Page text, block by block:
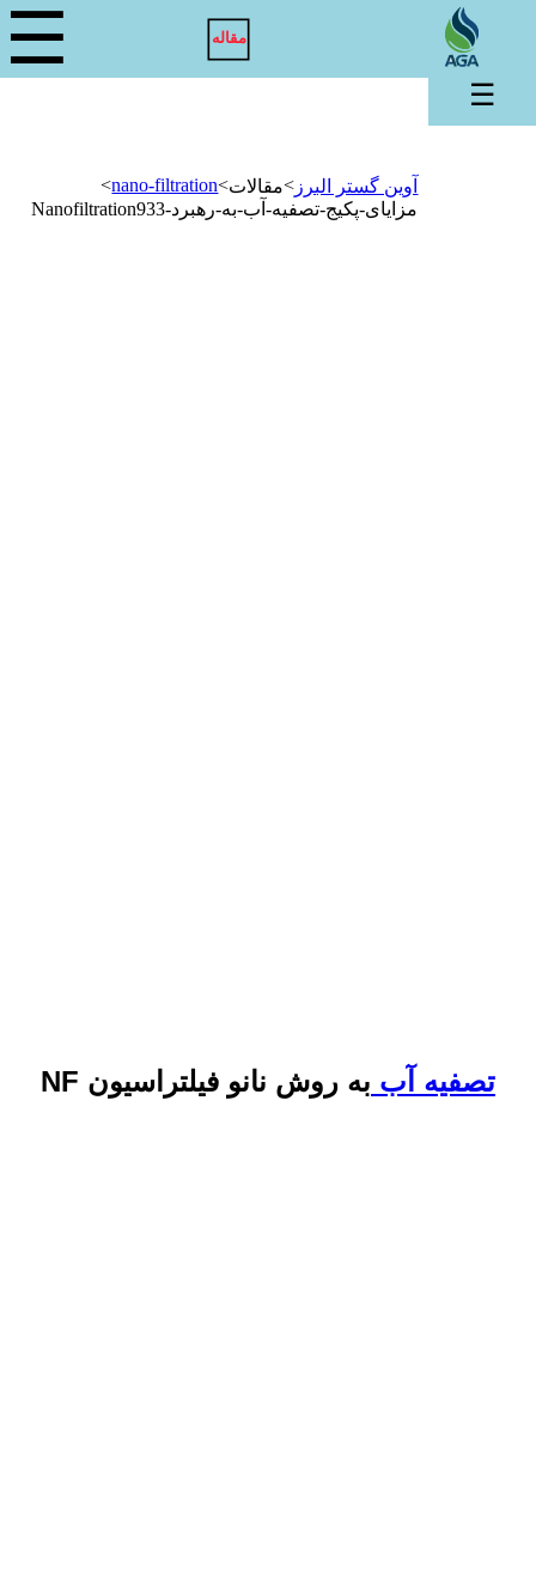
مقاله ☰
تصفیه آب به روش نانو فیلتراسیون NF
آوین گستر البرز >مقالات>
nano-filtration
>
مزایای-پکیج-تصفیه-آب-به-رهبرد-Nanofiltration933
☰